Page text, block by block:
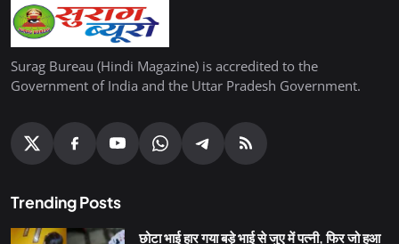
Surag Bureau (Hindi Magazine) is accredited to the
Government of India and the Uttar Pradesh Government.
Trending Posts
छोटा भाई हार गया बड़े भाई से जुए में पत्नी, फिर जो हुआ